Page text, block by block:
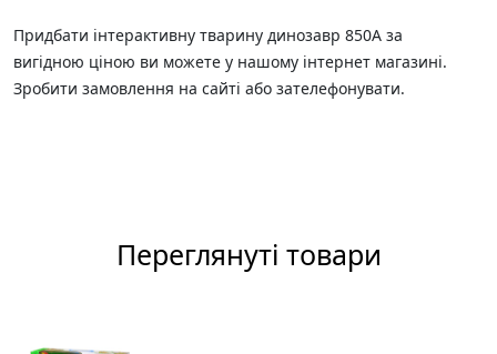
Придбати інтерактивну тварину динозавр 850А за
вигідною ціною ви можете у нашому інтернет магазині.
Зробити замовлення на сайті або зателефонувати.
Переглянуті товари